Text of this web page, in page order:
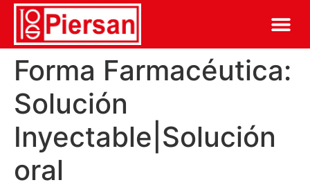
Forma Farmacéutica:
Solución
Inyectable|Solución
oral